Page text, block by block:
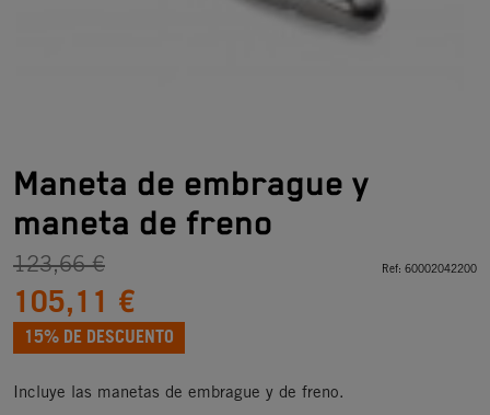
Maneta de embrague y
maneta de freno
123,66 €
105,11 €
15% DE DESCUENTO
Ref: 60002042200
Incluye las manetas de embrague y de freno.